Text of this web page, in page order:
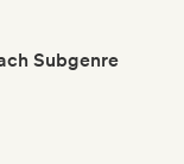
Subgenre